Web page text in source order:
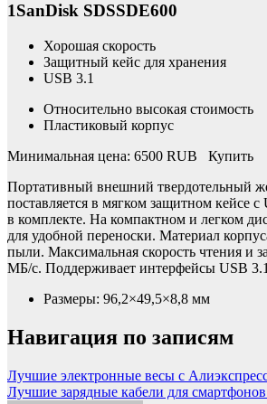
1SanDisk SDSSDE600
Хорошая скорость
Защитный кейс для хранения
USB 3.1
Относительно высокая стоимость
Пластиковый корпус
Минимальная цена: 6500 RUB Купить
Портативный внешний твердотельный
поставляется в мягком защитном кейсе
в комплекте. На компактном и легком
для удобной переноски. Материал
пыли. Максимальная скорость чтения и
МБ/с. Поддерживает интерфейсы USB
Размеры: 96,2×49,5×8,8 мм
Навигация по записям
Лучшие электронные весы с
Лучшие зарядные кабели для